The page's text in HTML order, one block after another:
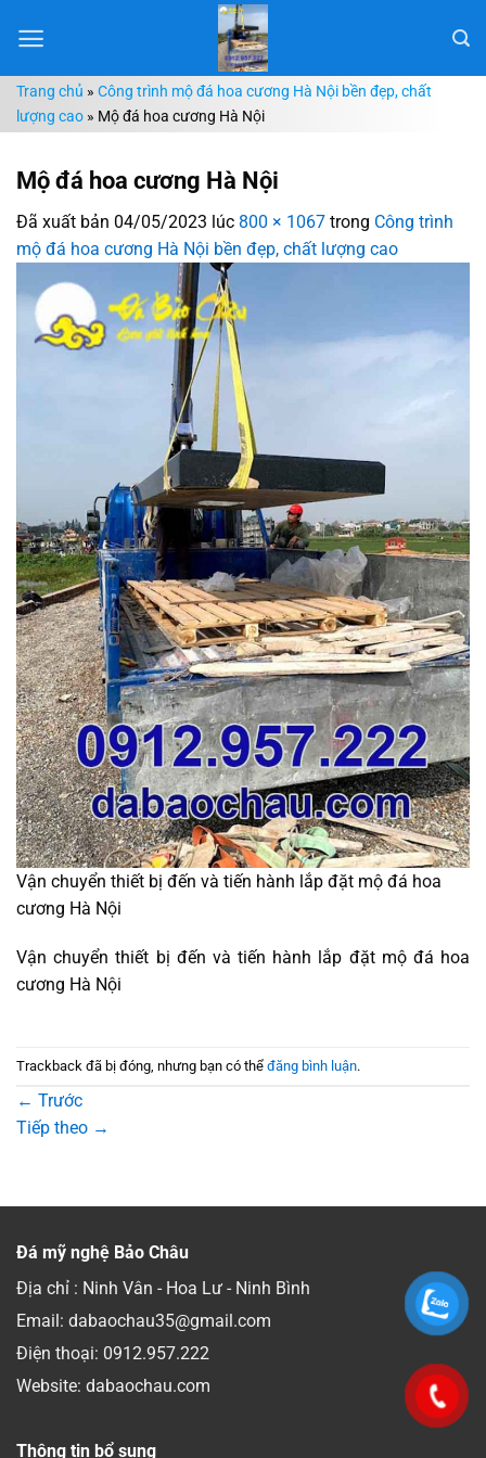
đến
dungTrang chủ » Công trình mộ đá hoa cương Hà Nội bền đẹp, chất
lượng cao » Mộ đá hoa cương Hà Nội
Mộ đá hoa cương Hà Nội
Đã xuất bản 04/05/2023 lúc 800 × 1067 trong Công trình
mộ đá hoa cương Hà Nội bền đẹp, chất lượng cao
Vận chuyển thiết bị đến và tiến hành lắp đặt mộ đá hoa
cương Hà Nội
Vận chuyển thiết bị đến và tiến hành lắp đặt mộ đá hoa
cương Hà Nội
Trackback đã bị đóng, nhưng bạn có thể đăng bình luận.
← Trước
Tiếp theo →
Đá mỹ nghệ Bảo Châu
Địa chỉ : Ninh Vân - Hoa Lư - Ninh Bình
Email: dabaochau35@gmail.com
Điện thoại: 0912.957.222
Website: dabaochau.com
Thông tin bổ sung